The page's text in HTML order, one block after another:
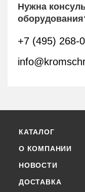
Нужна
+7 (495) 268-
КАТАЛОГ
О КОМПАНИИ
НОВОСТИ
ДОСТАВКА